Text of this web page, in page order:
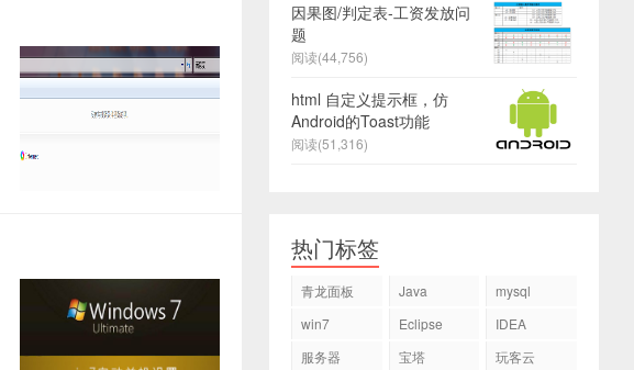
因果图/判定表-工资发放问
题
阅读(44,756)
html 自定义提示框，仿
Android的Toast功能
阅读(51,316)
热门标签
青龙面板 Java
mysql
win7
Eclipse
IDEA
服务器
宝塔 玩客云